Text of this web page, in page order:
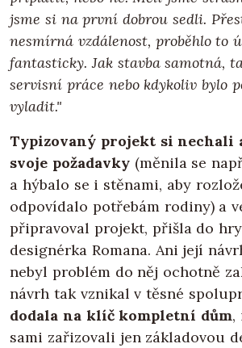
jsme si na první dobrou sedli.
nesmírná vzdálenost, proběhlo to
fantasticky. Jak stavba samotná,
servisní práce nebo kdykoliv bylo
vyladit."
Typizovaný projekt si nechali
svoje požadavky(měnila se
a hýbalo se i stěnami, aby
odpovídalo potřebám rodiny) a
připravoval projekt, přišla do
designérka Romana. Ani její
nebyl problém do něj ochotně
návrh tak vznikal v těsné
dodala na klíč kompletní dům,
sami zařizovali jen základovou